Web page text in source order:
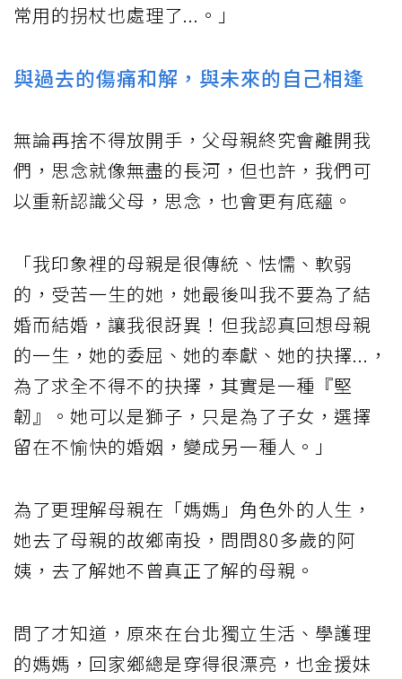
常用的拐杖也處理了...。」
與過去的傷痛和解，與未來的自己相逢
無論再捨不得放開手，父母親終究會離開我
們，思念就像無盡的長河，但也許，我們可
以重新認識父母，思念，也會更有底蘊。
「我印象裡的母親是很傳統、怯懦、軟弱
的，受苦一生的她，她最後叫我不要為了結
婚而結婚，讓我很訝異！但我認真回想母親
的一生，她的委屈、她的奉獻、她的抉擇...，
為了求全不得不的抉擇，其實是一種『堅
韌』。她可以是獅子，只是為了子女，選擇
留在不愉快的婚姻，變成另一種人。」
為了更理解母親在「媽媽」角色外的人生，
她去了母親的故鄉南投，問問80多歲的阿
姨，去了解她不曾真正了解的母親。
問了才知道，原來在台北獨立生活、學護理
的媽媽，回家鄉總是穿得很漂亮，也金援妹